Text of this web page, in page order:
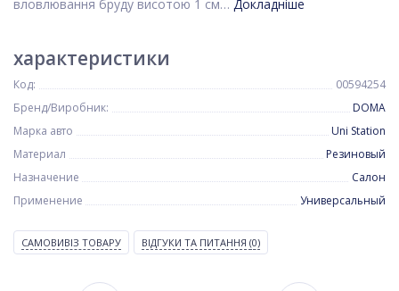
вловлювання бруду висотою 1 см… Докладніше
характеристики
Код:
00594254
Бренд/Виробник:
DOMA
Марка авто
Uni Station
Материал
Резиновый
Назначение
Салон
Применение
Универсальный
САМОВИВІЗ ТОВАРУ ВІДГУКИ ТА ПИТАННЯ (0)